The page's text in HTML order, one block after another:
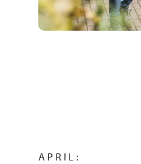
A P R I L :